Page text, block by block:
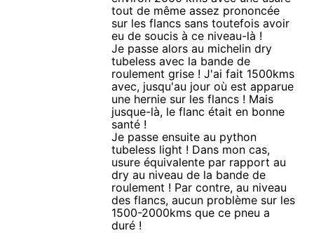
tout de même assez prononcée
sur les flancs sans toutefois avoir
eu de soucis à ce niveau-là !
Je passe alors au michelin dry
tubeless avec la bande de
roulement grise ! J'ai fait 1500kms
avec, jusqu'au jour où est apparue
une hernie sur les flancs ! Mais
jusque-là, le flanc était en bonne
santé !
Je passe ensuite au python
tubeless light ! Dans mon cas,
usure équivalente par rapport au
dry au niveau de la bande de
roulement ! Par contre, au niveau
des flancs, aucun problème sur les
1500-2000kms que ce pneu a
duré !